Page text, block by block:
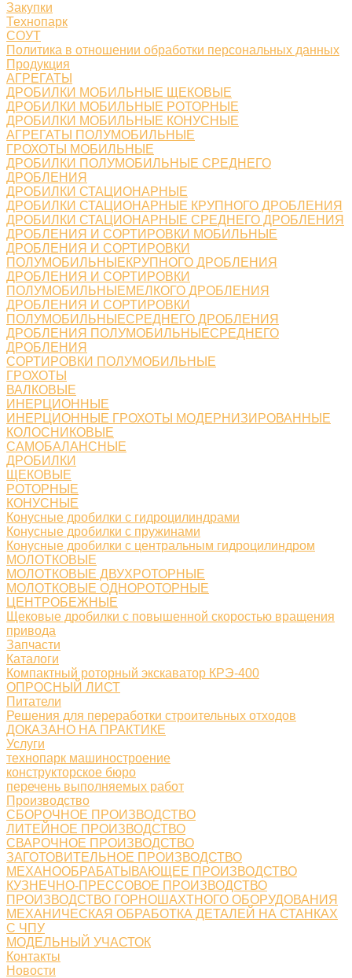
Закупки
Технопарк
СОУТ
Политика в отношении обработки персональных данных
Продукция
АГРЕГАТЫ
ДРОБИЛКИ МОБИЛЬНЫЕ ЩЕКОВЫЕ
ДРОБИЛКИ МОБИЛЬНЫЕ РОТОРНЫЕ
ДРОБИЛКИ МОБИЛЬНЫЕ КОНУСНЫЕ
АГРЕГАТЫ ПОЛУМОБИЛЬНЫЕ
ГРОХОТЫ МОБИЛЬНЫЕ
ДРОБИЛКИ ПОЛУМОБИЛЬНЫЕ СРЕДНЕГО
ДРОБЛЕНИЯ
ДРОБИЛКИ СТАЦИОНАРНЫЕ
ДРОБИЛКИ СТАЦИОНАРНЫЕ КРУПНОГО ДРОБЛЕНИЯ
ДРОБИЛКИ СТАЦИОНАРНЫЕ СРЕДНЕГО ДРОБЛЕНИЯ
ДРОБЛЕНИЯ И СОРТИРОВКИ МОБИЛЬНЫЕ
ДРОБЛЕНИЯ И СОРТИРОВКИ
ПОЛУМОБИЛЬНЫЕКРУПНОГО ДРОБЛЕНИЯ
ДРОБЛЕНИЯ И СОРТИРОВКИ
ПОЛУМОБИЛЬНЫЕМЕЛКОГО ДРОБЛЕНИЯ
ДРОБЛЕНИЯ И СОРТИРОВКИ
ПОЛУМОБИЛЬНЫЕСРЕДНЕГО ДРОБЛЕНИЯ
ДРОБЛЕНИЯ ПОЛУМОБИЛЬНЫЕСРЕДНЕГО
ДРОБЛЕНИЯ
СОРТИРОВКИ ПОЛУМОБИЛЬНЫЕ
ГРОХОТЫ
ВАЛКОВЫЕ
ИНЕРЦИОННЫЕ
ИНЕРЦИОННЫЕ ГРОХОТЫ МОДЕРНИЗИРОВАННЫЕ
КОЛОСНИКОВЫЕ
САМОБАЛАНСНЫЕ
ДРОБИЛКИ
ЩЕКОВЫЕ
РОТОРНЫЕ
КОНУСНЫЕ
Конусные дробилки с гидроцилиндрами
Конусные дробилки с пружинами
Конусные дробилки с центральным гидроцилиндром
МОЛОТКОВЫЕ
МОЛОТКОВЫЕ ДВУХРОТОРНЫЕ
МОЛОТКОВЫЕ ОДНОРОТОРНЫЕ
ЦЕНТРОБЕЖНЫЕ
Щековые дробилки с повышенной скоростью вращения
привода
Запчасти
Каталоги
Компактный роторный экскаватор КРЭ-400
ОПРОСНЫЙ ЛИСТ
Питатели
Решения для переработки строительных отходов
ДОКАЗАНО НА ПРАКТИКЕ
Услуги
технопарк машиностроение
конструкторское бюро
перечень выполняемых работ
Производство
СБОРОЧНОЕ ПРОИЗВОДСТВО
ЛИТЕЙНОЕ ПРОИЗВОДСТВО
СВАРОЧНОЕ ПРОИЗВОДСТВО
ЗАГОТОВИТЕЛЬНОЕ ПРОИЗВОДСТВО
МЕХАНООБРАБАТЫВАЮЩЕЕ ПРОИЗВОДСТВО
КУЗНЕЧНО-ПРЕССОВОЕ ПРОИЗВОДСТВО
ПРОИЗВОДСТВО ГОРНОШАХТНОГО ОБОРУДОВАНИЯ
МЕХАНИЧЕСКАЯ ОБРАБОТКА ДЕТАЛЕЙ НА СТАНКАХ
С ЧПУ
МОДЕЛЬНЫЙ УЧАСТОК
Контакты
Новости